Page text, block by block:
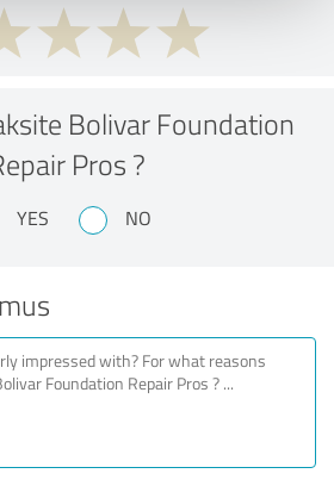
Bolivar Foundation
Pros ?
YES NO